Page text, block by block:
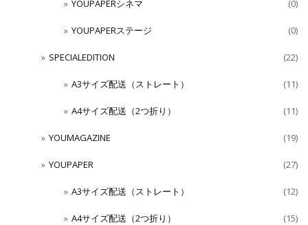
YOUPAPERシネマ (0)
YOUPAPERステージ (0)
SPECIALEDITION (22)
A3サイズ配送（ストレート） (11)
A4サイズ配送（2つ折り） (11)
YOUMAGAZINE (19)
YOUPAPER (27)
A3サイズ配送（ストレート） (12)
A4サイズ配送（2つ折り） (15)